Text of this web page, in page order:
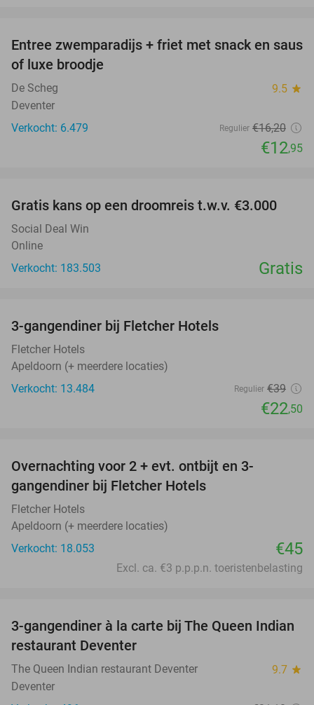
20%
Entree zwemparadijs + friet met snack en saus
of luxe broodje
De Scheg 9.5 star
Deventer
Verkocht: 6.479
Regulier €16,20
€12,95
Gratis kans op een droomreis t.w.v. €3.000
Social Deal Win
Online
Verkocht: 183.503
Gratis
3-gangendiner bij Fletcher Hotels
Fletcher Hotels
Apeldoorn (+ meerdere locaties)
Verkocht: 13.484
Regulier €39
€22,50
Overnachting voor 2 + evt. ontbijt en 3-
gangendiner bij Fletcher Hotels
Fletcher Hotels
Apeldoorn (+ meerdere locaties)
Verkocht: 18.053
€45
Excl. ca. €3 p.p.p.n. toeristenbelasting
28%
3-gangendiner à la carte bij The Queen Indian
restaurant Deventer
The Queen Indian restaurant Deventer 9.7 star
Deventer